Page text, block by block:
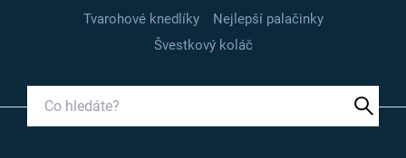
Tvarohové knedlíky
Nejlepší palačinky
Švestkový koláč